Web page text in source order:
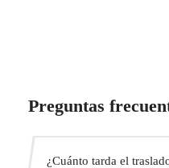
Preguntas
¿Cuánto tarda el